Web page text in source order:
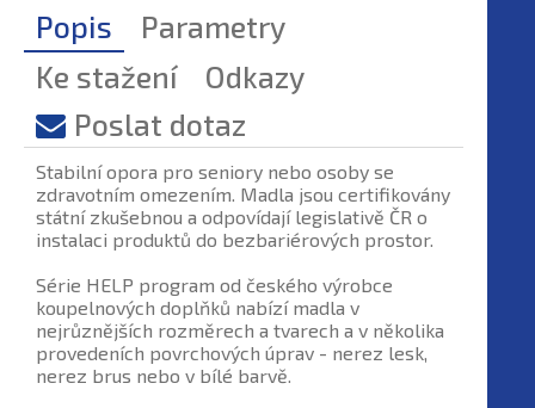
Popis
Parametry
Ke stažení
Odkazy
Poslat dotaz
Stabilní opora pro seniory nebo osoby se
zdravotním omezením. Madla jsou certifikovány
státní zkušebnou a odpovídají legislativě ČR o
instalaci produktů do bezbariérových prostor.
Série HELP program od českého výrobce
koupelnových doplňků nabízí madla v
nejrůznějších rozměrech a tvarech a v několika
provedeních povrchových úprav - nerez lesk,
nerez brus nebo v bílé barvě.